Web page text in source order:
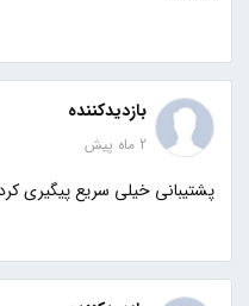
بازدیدکننده
2 ماه پیش
پشتیبانی خیلی سریع پیگیری